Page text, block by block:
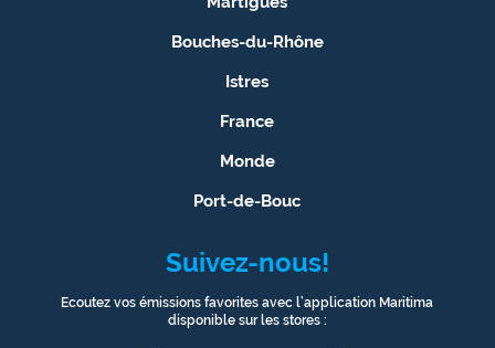
Bouches-du-Rhône
Istres
France
Monde
Port-de-Bouc
Suivez-nous!
Ecoutez vos émissions favorites avec l’application Maritima
disponible sur les stores :